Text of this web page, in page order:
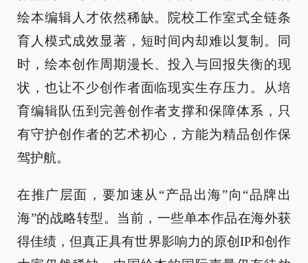
绘本编辑人才依然稀缺。院校工作室式全链条
育人模式成效显著，短时间内却难以复制。同
时，绘本创作周期漫长、投入与回报失衡的现
状，也让不少创作者面临现实生存压力。从培
育编辑队伍到完善创作者支撑和保障体系，只
有守护创作者的艺术初心，方能为精品创作保
驾护航。
在推广层面，要加速从“产品出海”向“品牌出
海”的战略转型。当前，一些单本作品在海外获
得佳绩，但真正具有世界影响力的原创IP和创作